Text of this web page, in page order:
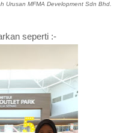
Urusan MFMA Development Sdn Bhd.
seperti :-